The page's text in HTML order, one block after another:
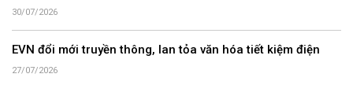
30/07/2026
EVN đổi mới truyền thông, lan tỏa văn hóa tiết kiệm điện
27/07/2026